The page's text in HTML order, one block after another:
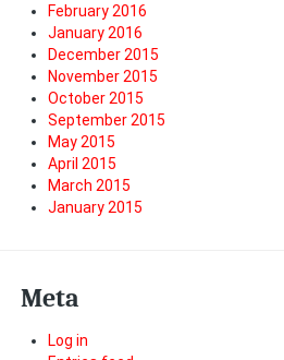
February 2016
January 2016
December 2015
November 2015
October 2015
September 2015
May 2015
April 2015
March 2015
January 2015
Meta
Log in